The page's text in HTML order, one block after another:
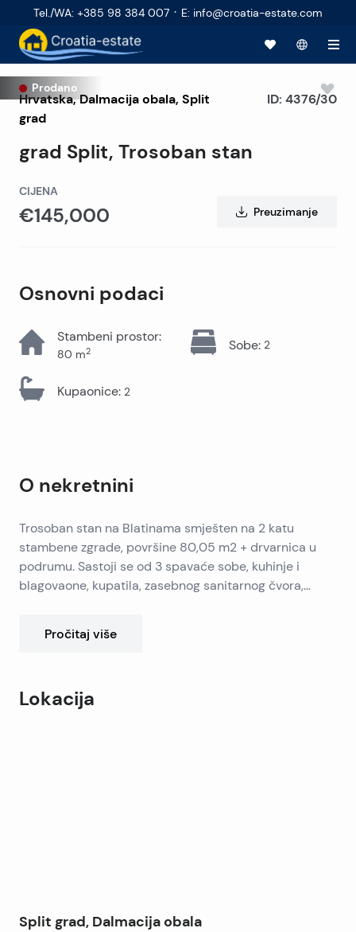
Tel./WA: +385 98 384 007 · E: info@croatia-estate.com
Prodano
Hrvatska,Dalmacija obala, Split
grad
grad Split, Trosoban stan
ID: 4376/30
CIJENA
€145,000 Preuzimanje
Osnovni podaci
Stambeni prostor:
80 m2 Sobe: 2
Kupaonice: 2
O nekretnini
Trosoban stan na Blatinama smješten na 2 katu
stambene zgrade, površine 80,05 m2 + drvarnica u
podrumu. Sastoji se od 3 spavaće sobe, kuhinje i
blagovaone, kupatila, zasebnog sanitarnog čvora,
Pročitaj više
Lokacija
Split grad, Dalmacija obala